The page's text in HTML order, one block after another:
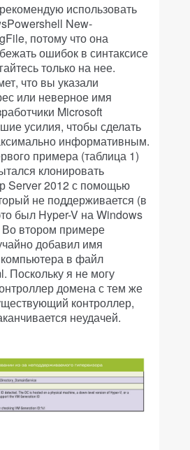
использовать
New-
потому что она
ошибок в синтаксисе
только на нее.
что вы указали
или неверное имя
Microsoft
усилия, чтобы сделать
информативным.
примера (таблица 1)
клонировать
Server 2012 с помощью
не поддерживается (в
был Hyper-V на Windows
втором примере
добавил имя
в файл
Поскольку я не могу
домена с тем же
контроллер,
неудачей.